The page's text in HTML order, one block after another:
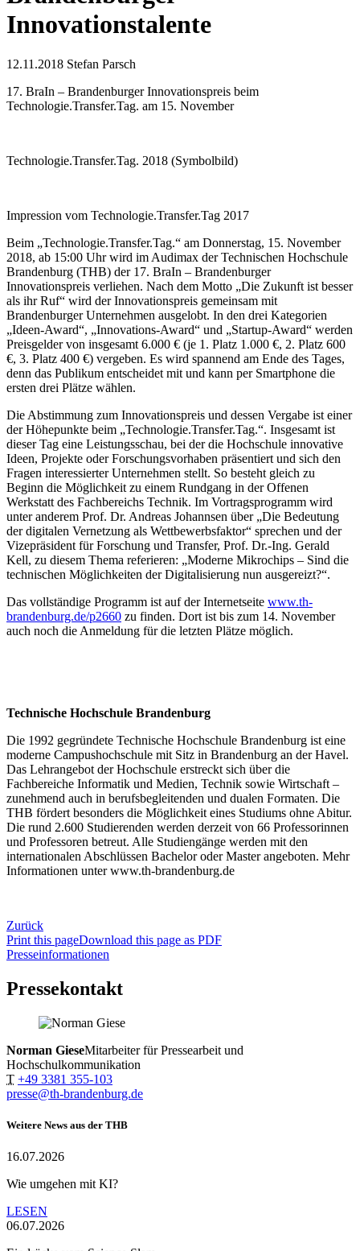
Innovationstalente
12.11.2018 Stefan Parsch
17. BraIn – Brandenburger Innovationspreis beim
Technologie.Transfer.Tag. am 15. November
Technologie.Transfer.Tag. 2018 (Symbolbild)
Impression vom Technologie.Transfer.Tag 2017
Beim „Technologie.Transfer.Tag.“ am Donnerstag, 15. November
2018, ab 15:00 Uhr wird im Audimax der Technischen Hochschule
Brandenburg (THB) der 17. BraIn – Brandenburger
Innovationspreis verliehen. Nach dem Motto „Die Zukunft ist besser
als ihr Ruf“ wird der Innovationspreis gemeinsam mit
Brandenburger Unternehmen ausgelobt. In den drei Kategorien
„Ideen-Award“, „Innovations-Award“ und „Startup-Award“ werden
Preisgelder von insgesamt 6.000 € (je 1. Platz 1.000 €, 2. Platz 600
€, 3. Platz 400 €) vergeben. Es wird spannend am Ende des Tages,
denn das Publikum entscheidet mit und kann per Smartphone die
ersten drei Plätze wählen.
Die Abstimmung zum Innovationspreis und dessen Vergabe ist einer
der Höhepunkte beim „Technologie.Transfer.Tag.“. Insgesamt ist
dieser Tag eine Leistungsschau, bei der die Hochschule innovative
Ideen, Projekte oder Forschungsvorhaben präsentiert und sich den
Fragen interessierter Unternehmen stellt. So besteht gleich zu
Beginn die Möglichkeit zu einem Rundgang in der Offenen
Werkstatt des Fachbereichs Technik. Im Vortragsprogramm wird
unter anderem Prof. Dr. Andreas Johannsen über „Die Bedeutung
der digitalen Vernetzung als Wettbewerbsfaktor“ sprechen und der
Vizepräsident für Forschung und Transfer, Prof. Dr.-Ing. Gerald
Kell, zu diesem Thema referieren: „Moderne Mikrochips – Sind die
technischen Möglichkeiten der Digitalisierung nun ausgereizt?“.
Das vollständige Programm ist auf der Internetseite www.th-
brandenburg.de/p2660 zu finden. Dort ist bis zum 14. November
auch noch die Anmeldung für die letzten Plätze möglich.
Technische Hochschule Brandenburg
Die 1992 gegründete Technische Hochschule Brandenburg ist eine
moderne Campushochschule mit Sitz in Brandenburg an der Havel.
Das Lehrangebot der Hochschule erstreckt sich über die
Fachbereiche Informatik und Medien, Technik sowie Wirtschaft –
zunehmend auch in berufsbegleitenden und dualen Formaten. Die
THB fördert besonders die Möglichkeit eines Studiums ohne Abitur.
Die rund 2.600 Studierenden werden derzeit von 66 Professorinnen
und Professoren betreut. Alle Studiengänge werden mit den
internationalen Abschlüssen Bachelor oder Master angeboten. Mehr
Informationen unter www.th-brandenburg.de
Zurück
Print this pageDownload this page as PDF
Presseinformationen
Pressekontakt
Norman GieseMitarbeiter für Pressearbeit und
Hochschulkommunikation
T +49 3381 355-103
presse@th-brandenburg.de
Weitere News aus der THB
16.07.2026
Wie umgehen mit KI?
LESEN
06.07.2026